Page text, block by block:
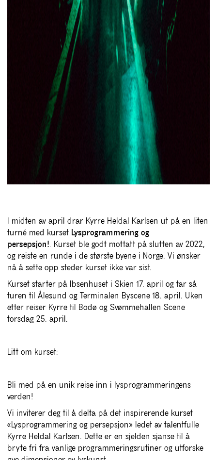
I midten av april drar Kyrre Heldal Karlsen ut på en liten
turné med kurset Lysprogrammering og
persepsjon!. Kurset ble godt mottatt på slutten av 2022,
og reiste en runde i de største byene i Norge. Vi ønsker
nå å sette opp steder kurset ikke var sist.
Kurset starter på Ibsenhuset i Skien 17. april og tar så
turen til Ålesund og Terminalen Byscene 18. april. Uken
etter reiser Kyrre til Bodø og Svømmehallen Scene
torsdag 25. april.
Litt om kurset:
Bli med på en unik reise inn i lysprogrammeringens
verden!
Vi inviterer deg til å delta på det inspirerende kurset
«Lysprogrammering og persepsjon» ledet av talentfulle
Kyrre Heldal Karlsen. Dette er en sjelden sjanse til å
bryte fri fra vanlige programmeringsrutiner og utforske